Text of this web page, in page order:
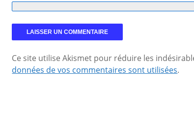
Ce site utilise Akismet pour réduire les
données de vos commentaires sont utilisées.